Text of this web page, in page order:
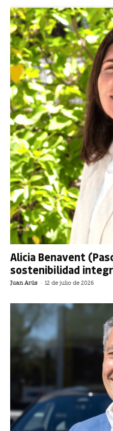
Alicia Benavent
sostenibilidad
Juan Arús - 12 de julio de 2026